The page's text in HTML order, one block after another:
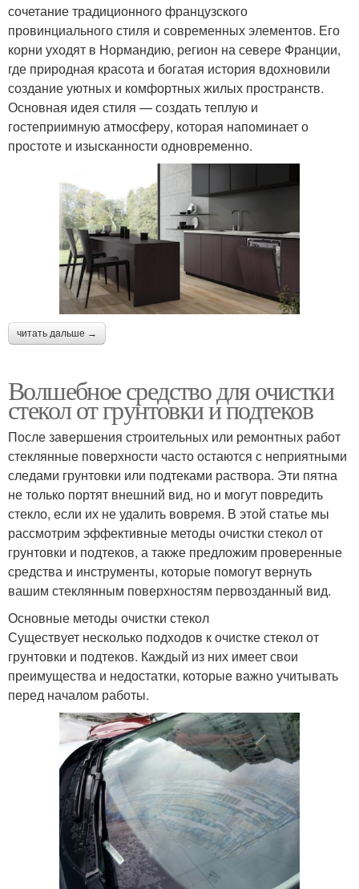
сочетание традиционного французского
провинциального стиля и современных элементов. Его
корни уходят в Нормандию, регион на севере Франции,
где природная красота и богатая история вдохновили
создание уютных и комфортных жилых пространств.
Основная идея стиля — создать теплую и
гостеприимную атмосферу, которая напоминает о
простоте и изысканности одновременно.
читать дальше →
Волшебное средство для очистки
стекол от грунтовки и подтеков
После завершения строительных или ремонтных работ
стеклянные поверхности часто остаются с неприятными
следами грунтовки или подтеками раствора. Эти пятна
не только портят внешний вид, но и могут повредить
стекло, если их не удалить вовремя. В этой статье мы
рассмотрим эффективные методы очистки стекол от
грунтовки и подтеков, а также предложим проверенные
средства и инструменты, которые помогут вернуть
вашим стеклянным поверхностям первозданный вид.
Основные методы очистки стекол
Существует несколько подходов к очистке стекол от
грунтовки и подтеков. Каждый из них имеет свои
преимущества и недостатки, которые важно учитывать
перед началом работы.